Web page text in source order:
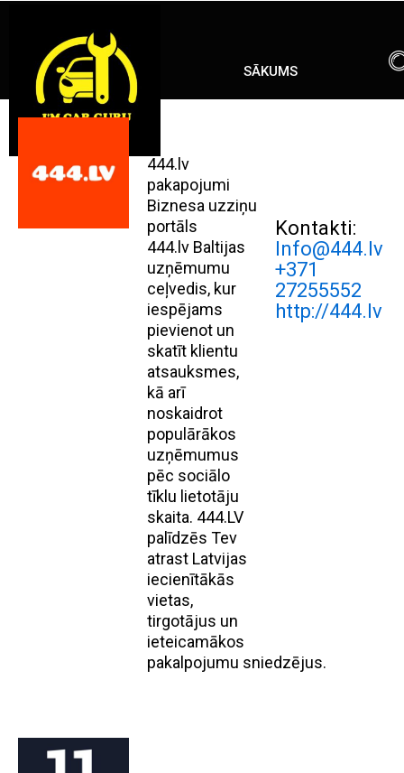
SĀKUMS
444.lv
pakapojumi
Biznesa uzziņu
portāls
444.lv Baltijas
uzņēmumu
ceļvedis, kur
iespējams
pievienot un
skatīt klientu
atsauksmes,
kā arī
noskaidrot
populārākos
uzņēmumus
pēc sociālo
tīklu lietotāju
skaita. 444.LV
palīdzēs Tev
atrast Latvijas
iecienītākās
vietas,
tirgotājus un
ieteicamākos
pakalpojumu sniedzējus.
Kontakti:
Info@444.lv
+371
27255552
http://444.lv